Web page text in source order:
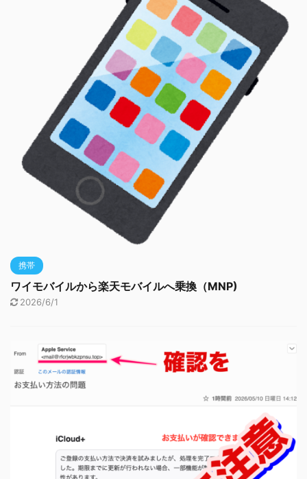
携帯
ワイモバイルから楽天モバイルへ乗換（MNP)
2026/6/1